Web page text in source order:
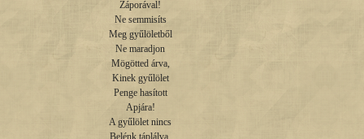
Záporával!
Ne semmisíts
Meg gyűlöletből
Ne maradjon
Mögötted árva,
Kinek gyűlölet
Penge hasított
Apjára!
A gyűlölet nincs